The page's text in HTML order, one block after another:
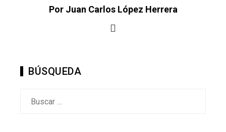
Por Juan Carlos López Herrera
BÚSQUEDA